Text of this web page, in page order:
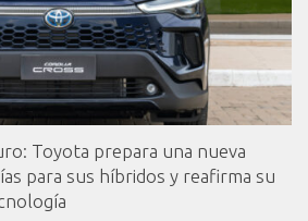
Toyota prepara una nueva
para sus híbridos y reafirma su